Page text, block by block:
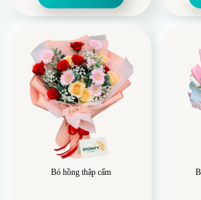
Bó hồng thập cẩm